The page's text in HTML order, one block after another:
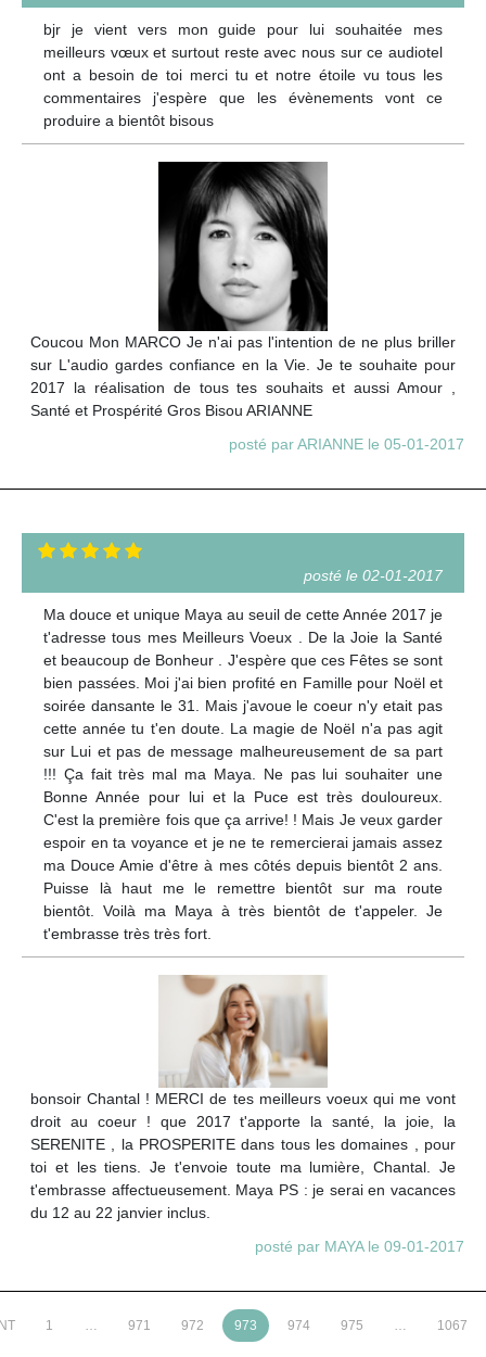
bjr je vient vers mon guide pour lui souhaitée mes
meilleurs vœux et surtout reste avec nous sur ce audiotel
ont a besoin de toi merci tu et notre étoile vu tous les
commentaires j'espère que les évènements vont ce
produire a bientôt bisous
Coucou Mon MARCO Je n'ai pas l'intention de ne plus briller
sur L'audio gardes confiance en la Vie. Je te souhaite pour
2017 la réalisation de tous tes souhaits et aussi Amour ,
Santé et Prospérité Gros Bisou ARIANNE
posté par ARIANNE le 05-01-2017
posté le 02-01-2017
Ma douce et unique Maya au seuil de cette Année 2017 je
t'adresse tous mes Meilleurs Voeux . De la Joie la Santé
et beaucoup de Bonheur . J'espère que ces Fêtes se sont
bien passées. Moi j'ai bien profité en Famille pour Noël et
soirée dansante le 31. Mais j'avoue le coeur n'y etait pas
cette année tu t'en doute. La magie de Noël n'a pas agit
sur Lui et pas de message malheureusement de sa part
!!! Ça fait très mal ma Maya. Ne pas lui souhaiter une
Bonne Année pour lui et la Puce est très douloureux.
C'est la première fois que ça arrive! ! Mais Je veux garder
espoir en ta voyance et je ne te remercierai jamais assez
ma Douce Amie d'être à mes côtés depuis bientôt 2 ans.
Puisse là haut me le remettre bientôt sur ma route
bientôt. Voilà ma Maya à très bientôt de t'appeler. Je
t'embrasse très très fort.
bonsoir Chantal ! MERCI de tes meilleurs voeux qui me vont
droit au coeur ! que 2017 t'apporte la santé, la joie, la
SERENITE , la PROSPERITE dans tous les domaines , pour
toi et les tiens. Je t'envoie toute ma lumière, Chantal. Je
t'embrasse affectueusement. Maya PS : je serai en vacances
du 12 au 22 janvier inclus.
posté par MAYA le 09-01-2017
1 971 972 973 974 975 1067